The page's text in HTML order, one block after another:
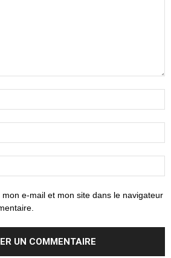
e-mail et mon site dans le navigateur